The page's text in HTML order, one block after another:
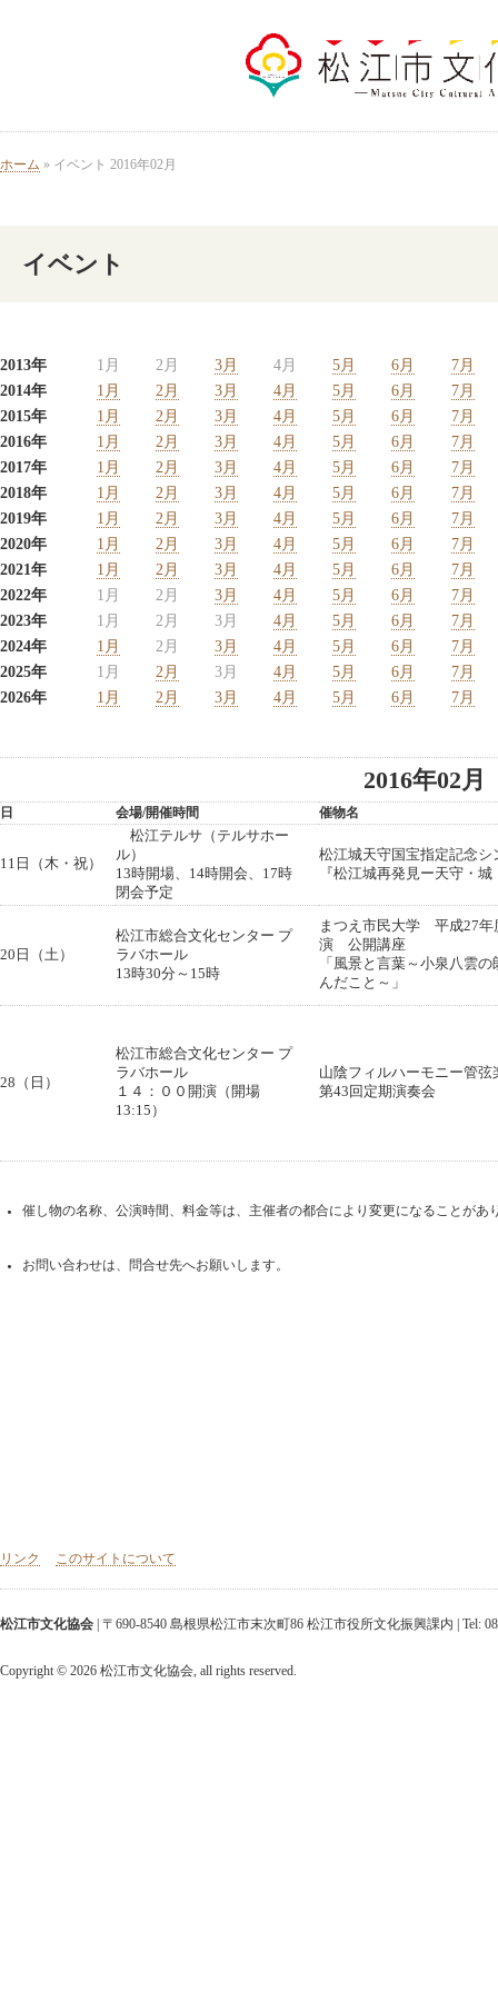
ホーム » イベント 2016年02月
イベント
2013年 1月 2月 3月 4月 5月 6月
7月
2014年
1月 2月 3月 4月 5月 6月
7月
2015年
1月 2月 3月 4月 5月 6月
7月
2016年
1月 2月 3月 4月 5月 6月
7月
2017年
1月 2月 3月 4月 5月 6月
7月
2018年
1月 2月 3月 4月 5月 6月
7月
2019年
1月 2月 3月 4月 5月 6月
7月
2020年
1月 2月 3月 4月 5月 6月
7月
2021年
1月 2月 3月 4月 5月 6月
7月
2022年
1月 2月 3月 4月 5月 6月
7月
2023年
1月 2月 3月 4月 5月 6月
7月
2024年
1月 2月 3月 4月 5月 6月
7月
2025年
1月 2月 3月 4月 5月 6月
7月
2026年
1月 2月 3月 4月 5月 6月 7月
2016年02月
日 会場/開催時間 催物名
11日（木・祝）
松江テルサ（テルサホー
ル）
13時開場、14時開会、17時
閉会予定
松江城天守国宝指定記念シ
『松江城再発見ー天守・
20日（土）
松江市総合文化センター プ
ラバホール
13時30分～15時
まつえ市民大学 平成27年
演 公開講座
「風景と言葉～小泉八雲
んだこと～」
28（日）
松江市総合文化センター プ
ラバホール
１４：００開演（開場
13:15）
山陰フィルハーモニー管弦
第43回定期演奏会
催し物の名称、公演時間、料金等は、主催者の都合により変更になることがあ
お問い合わせは、問合せ先へお願いします。
リンク このサイトについて
松江市文化協会 | 〒690-8540 島根県松江市末次町86 松江市役所文化振興課内 | Tel:
Copyright © 2026 松江市文化協会, all rights reserved.